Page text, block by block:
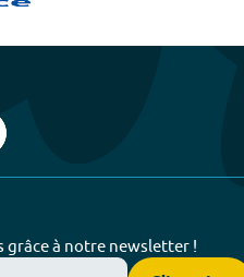
grâce à notre newsletter !